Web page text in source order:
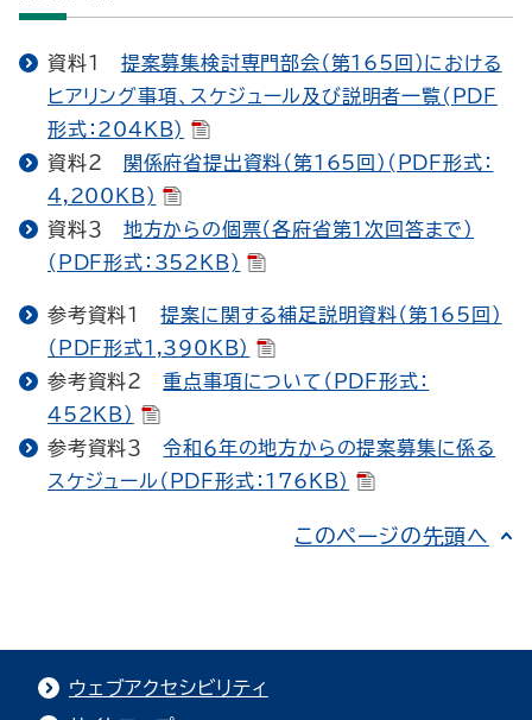
資料１ 提案募集検討専門部会（第165回）における
ヒアリング事項、スケジュール及び説明者一覧(PDF
形式：204KB)
資料２
関係府省提出資料（第165回）(PDF形式：
4,200KB)
資料３ 地方からの個票（各府省第１次回答まで）
(PDF形式：352KB)
参考資料１提案に関する補足説明資料（第165回）
（PDF形式1,390KB）
参考資料２重点事項について（PDF形式：
452KB）
参考資料３令和６年の地方からの提案募集に係る
スケジュール（PDF形式：176KB）
このページの先頭へ
ウェブアクセシビリティ